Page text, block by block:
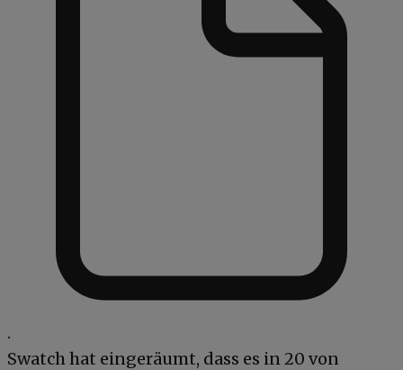
.
Swatch hat eingeräumt, dass es in 20 von